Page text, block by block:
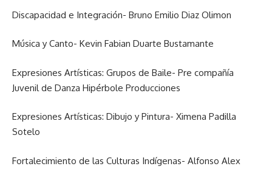
Discapacidad e Integración- Bruno Emilio Diaz Olimon
Música y Canto- Kevin Fabian Duarte Bustamante
Expresiones Artísticas: Grupos de Baile- Pre compañía
Juvenil de Danza Hipérbole Producciones
Expresiones Artísticas: Dibujo y Pintura- Ximena Padilla
Sotelo
Fortalecimiento de las Culturas Indígenas- Alfonso Alex